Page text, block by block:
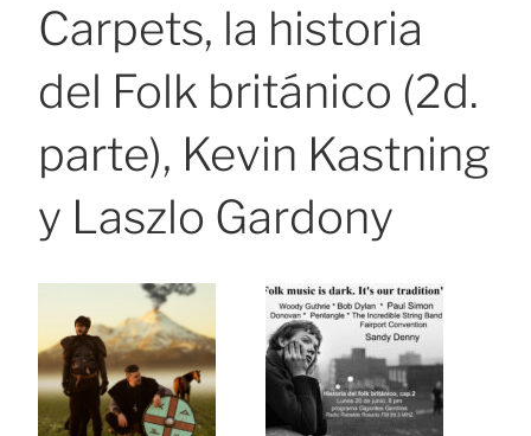
Carpets, la historia
del Folk británico (2d.
parte), Kevin Kastning
y Laszlo Gardony